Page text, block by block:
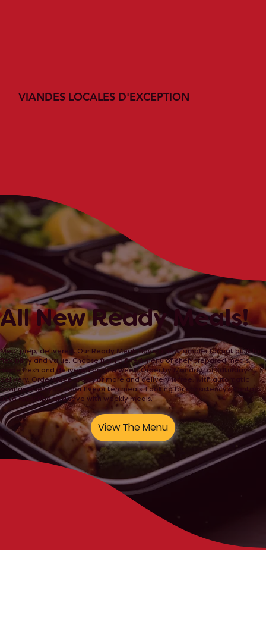
All New Ready Meals!
Meal prep, delivered. Our Ready Meals have a new, simpler format built for
flexibility and value. Choose from a fixed menu of chef-prepared meals,
made fresh and delivered once a week. Order by Monday for Saturday
delivery. Order three meals or more and delivery is free, with automatic
savings when you order five or ten meals. Looking for consistency? Contact
us to subscribe and save with weekly meals.
View The Menu
VIANDES LOCALES D'EXCEPTION